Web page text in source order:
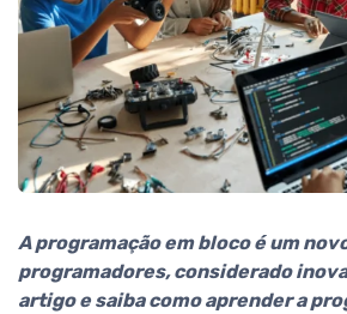
A programação em bloco é um
programadores, considerado
artigo e saiba como aprender a